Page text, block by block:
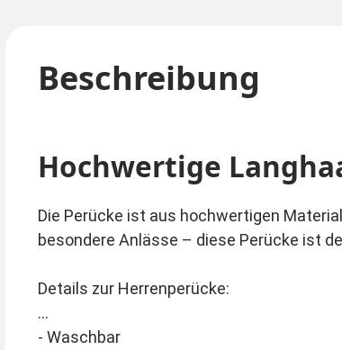
Beschreibung
Hochwertige
Die Perücke ist aus hochwertigen
besondere Anlässe – diese Perücke ist
Details zur Herrenperücke:
- Waschbar